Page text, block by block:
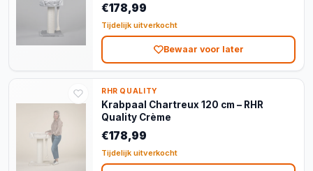
€178,99
Tijdelijk uitverkocht
Bewaar voor later
RHR QUALITY
Krabpaal Chartreux 120 cm – RHR
Quality Crème
€178,99
Tijdelijk uitverkocht